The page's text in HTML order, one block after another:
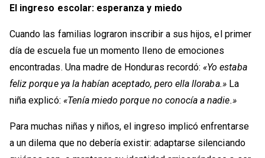
El ingreso escolar: esperanza y miedo
Cuando las familias lograron inscribir a sus hijos, el primer
día de escuela fue un momento lleno de emociones
encontradas. Una madre de Honduras recordó:«Yo estaba
feliz porque ya la habían aceptado, pero ella lloraba.»La
niña explicó: «Tenía miedo porque no conocía a nadie.»
Para muchas niñas y niños, el ingreso implicó enfrentarse
a un dilema que no debería existir: adaptarse silenciando